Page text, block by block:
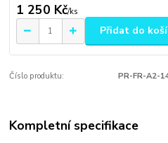
1 250 Kč/ks
Přidat do
Číslo produktu: PR-FR-A2-
Kompletní specifikace